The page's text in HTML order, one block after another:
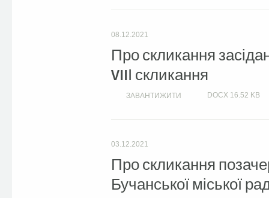
08.12.2021
Про скликання
VIIІ скликання
ЗАВАНТИЖИТИ DOCX 16.52 KB
03.12.2021
Про скликання
Бучанської міської